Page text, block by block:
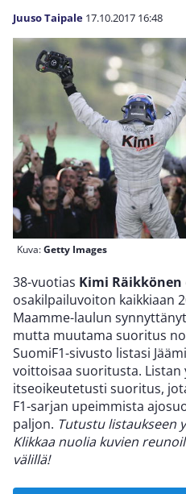
Juuso Taipale 17.10.2017 16:48
Kuva:Getty Images
38-vuotias Kimi Räikkönen
osakilpailuvoiton kaikkiaan
Maamme-laulun
mutta muutama suoritus
SuomiF1-sivusto listasi
voittoisaa suoritusta. Listan
itseoikeutetusti suoritus,
F1-sarjan upeimmista
paljon. Tutustu listaukseen
Klikkaa nuolia kuvien
välillä!